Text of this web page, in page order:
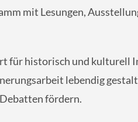
mit Lesungen,
für historisch und kulturell
lebendig
fördern.